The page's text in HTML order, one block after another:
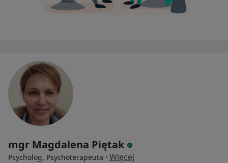
mgr Magdalena Piętak
Psycholog, Psychoterapeuta · Więcej